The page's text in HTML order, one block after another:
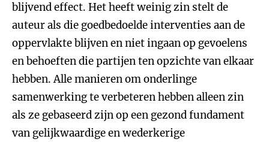
blijvend effect. Het heeft weinig zin stelt de
auteur als die goedbedoelde interventies aan de
oppervlakte blijven en niet ingaan op gevoelens
en behoeften die partijen ten opzichte van elkaar
hebben. Alle manieren om onderlinge
samenwerking te verbeteren hebben alleen zin
als ze gebaseerd zijn op een gezond fundament
van gelijkwaardige en wederkerige